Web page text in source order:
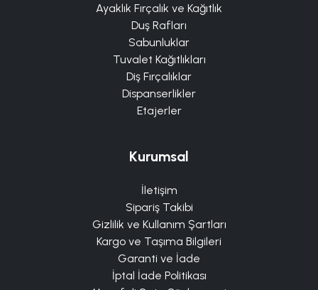
Ayaklık Fırçalık ve Kağıtlık
Duş Rafları
Sabunluklar
Tuvalet Kağıtlıkları
Diş Fırçalıklar
Dispanserlikler
Etajerler
Kurumsal
İletişim
Sipariş Takibi
Gizlilik ve Kullanım Şartları
Kargo ve Taşıma Bilgileri
Garanti ve İade
İptal İade Politikası